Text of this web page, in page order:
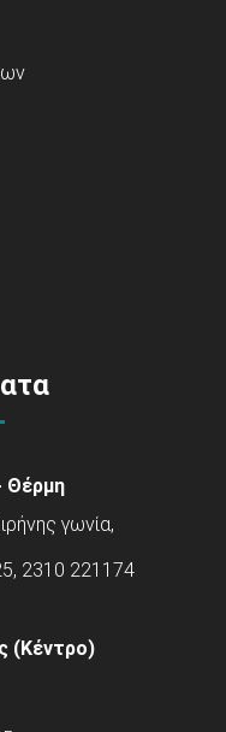
Θέρμη
γωνία,
2310 221174
(Κέντρο)